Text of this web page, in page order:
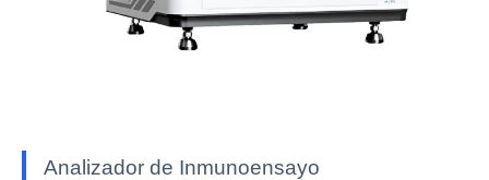
Analizador de Inmunoensayo